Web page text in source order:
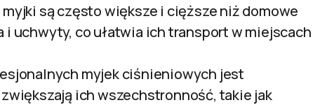
są często większe i cięższe niż domowe
i uchwyty, co ułatwia ich transport w miejscach
myjek ciśnieniowych jest
ich wszechstronność, takie jak